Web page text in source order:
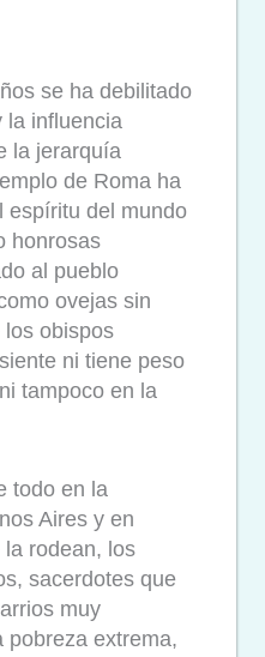
se ha debilitado
la influencia
la jerarquía
de Roma ha
espíritu del mundo
honrosas
al pueblo
ovejas sin
los obispos
ni tiene peso
tampoco en la
todo en la
Aires y en
rodean, los
sacerdotes que
muy
pobreza extrema,